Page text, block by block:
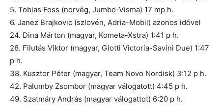
5. Tobias Foss (norvég, Jumbo-Visma) 17 mp h.
6. Janez Brajkovic (szlovén, Adria-Mobil) azonos idővel
24. Dina Márton (magyar, Kometa-Xstra) 1:41 p h.
28. Filutás Viktor (magyar, Giotti Victoria-Savini Due) 1:47
p h.
38. Kusztor Péter (magyar, Team Novo Nordisk) 3:12 p h.
42. Palumby Zsombor (magyar válogatott) 4:45 p h.
49. Szatmáry András (magyar válogattot) 6:20 p h.